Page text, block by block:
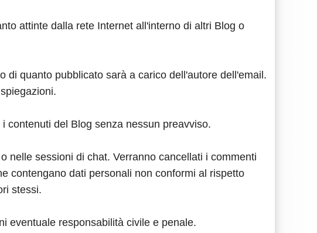
attinte dalla rete Internet all'interno di altri Blog o
di quanto pubblicato sarà a carico dell'autore dell'email.
contenuti del Blog senza nessun preavviso.
nelle sessioni di chat. Verranno cancellati i commenti
contengano dati personali non conformi al rispetto
stessi.
eventuale responsabilità civile e penale.